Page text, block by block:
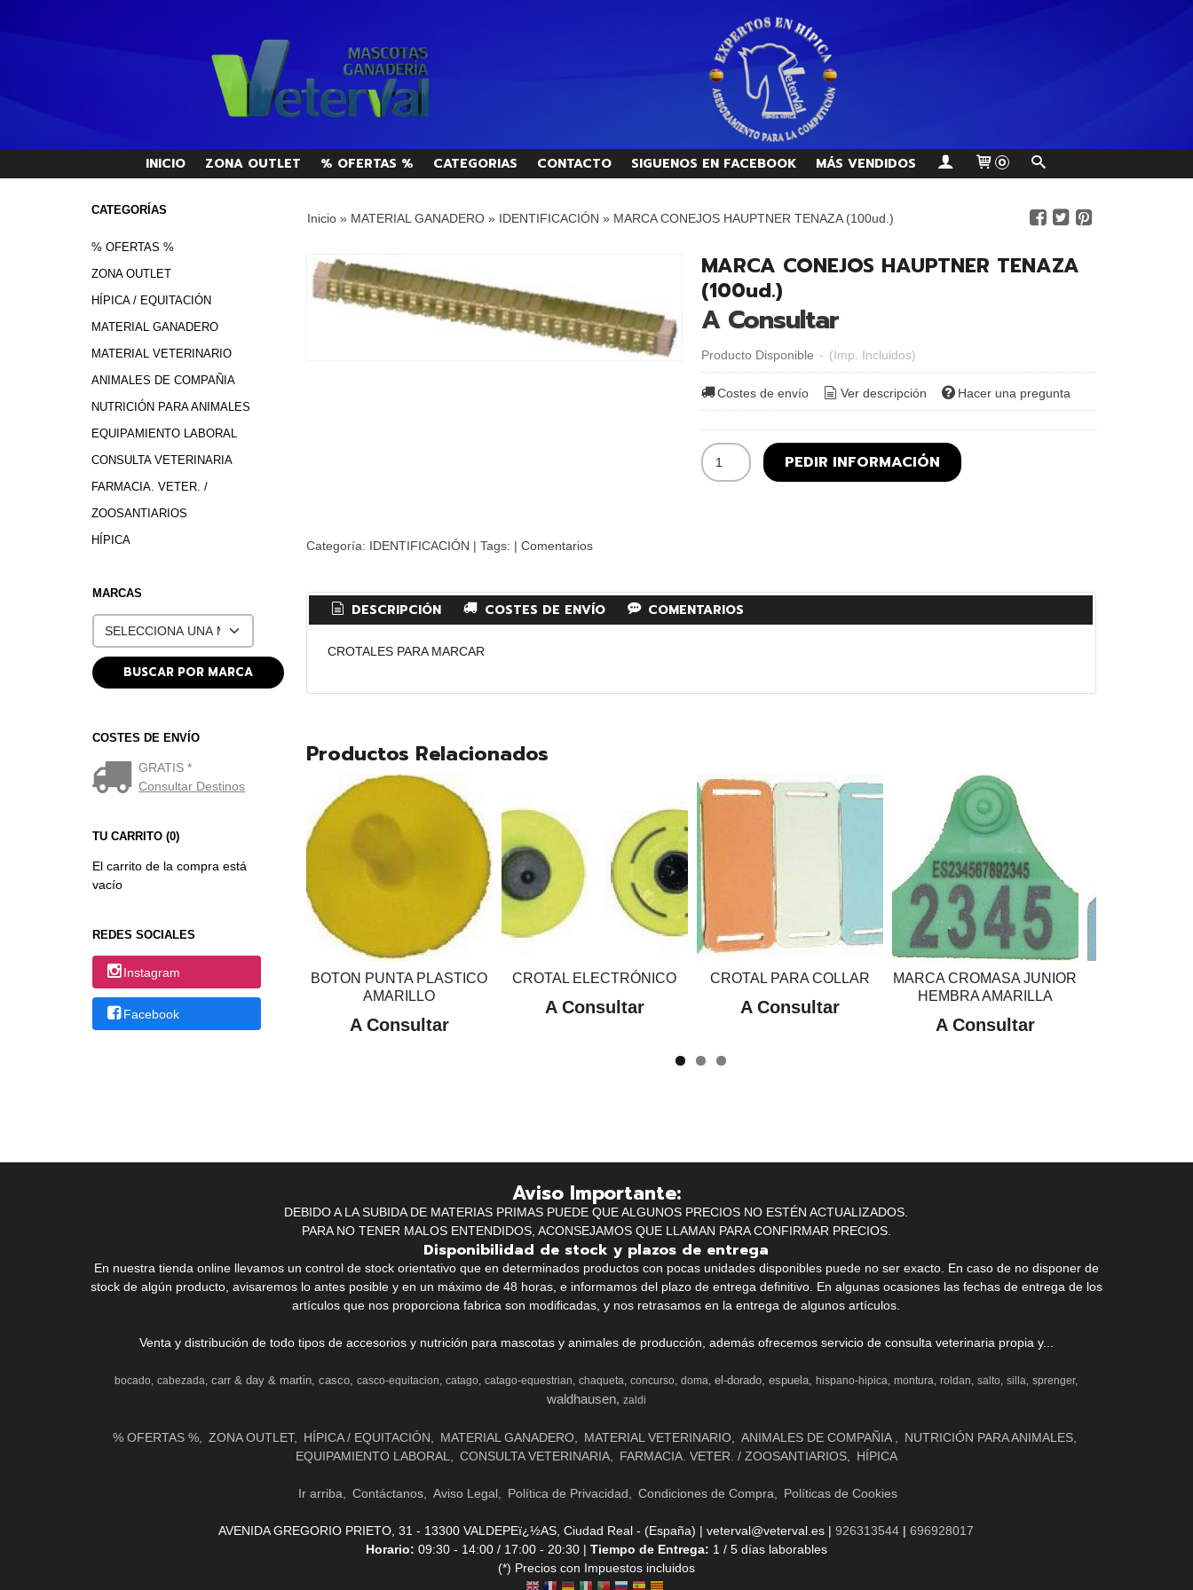
INICIO ZONA OUTLET % OFERTAS % CATEGORIAS CONTACTO SIGUENOS EN FACEBOOK MÁS VENDIDOS 0
CATEGORÍAS
% OFERTAS %
ZONA OUTLET
HÍPICA / EQUITACIÓN
MATERIAL GANADERO
MATERIAL VETERINARIO
ANIMALES DE COMPAÑIA
NUTRICIÓN PARA ANIMALES
EQUIPAMIENTO LABORAL
CONSULTA VETERINARIA
FARMACIA. VETER. /
ZOOSANTIARIOS
HÍPICA
MARCAS
COSTES DE ENVÍO
GRATIS *
Consultar Destinos
TU CARRITO (0)
El carrito de la compra está
vacío
REDES SOCIALES
Instagram
Facebook
Inicio» MATERIAL GANADERO» IDENTIFICACIÓN » MARCA CONEJOS HAUPTNER TENAZA (100ud.)
MARCA CONEJOS HAUPTNER TENAZA
(100ud.)
A Consultar
Producto Disponible - (Imp. Incluidos)
Costes de envío Ver descripción Hacer una pregunta
PEDIR INFORMACIÓN
Categoría: IDENTIFICACIÓN | Tags: | Comentarios
DESCRIPCIÓN COSTES DE ENVÍO COMENTARIOS
CROTALES PARA MARCAR
Productos Relacionados
BOTON PUNTA PLASTICO
AMARILLO
A Consultar
CROTAL ELECTRÓNICO
A Consultar
CROTAL PARA COLLAR
A Consultar
MARCA CROMASA JUNIOR
HEMBRA AMARILLA
A Consultar
Aviso Importante:
DEBIDO A LA SUBIDA DE MATERIAS PRIMAS PUEDE QUE ALGUNOS PRECIOS NO ESTÉN ACTUALIZADOS.
PARA NO TENER MALOS ENTENDIDOS, ACONSEJAMOS QUE LLAMAN PARA CONFIRMAR PRECIOS.
Disponibilidad de stock y plazos de entrega
En nuestra tienda online llevamos un control de stock orientativo que en determinados productos con pocas unidades disponibles puede no ser exacto. En caso de no disponer de
stock de algún producto, avisaremos lo antes posible y en un máximo de 48 horas, e informamos del plazo de entrega definitivo. En algunas ocasiones las fechas de entrega de los
artículos que nos proporciona fabrica son modificadas, y nos retrasamos en la entrega de algunos artículos.
Venta y distribución de todo tipos de accesorios y nutrición para mascotas y animales de producción, además ofrecemos servicio de consulta veterinaria propia y...
bocado cabezada carr & day & martin casco casco-equitacion catago catago-equestrian chaqueta concurso doma el-dorado espuela hispano-hipica montura roldan salto silla sprenger
waldhausen zaldi
% OFERTAS % ZONA OUTLET HÍPICA / EQUITACIÓN MATERIAL GANADERO MATERIAL VETERINARIO ANIMALES DE COMPAÑIA
NUTRICIÓN PARA ANIMALES
EQUIPAMIENTO LABORAL
CONSULTA VETERINARIA FARMACIA. VETER. / ZOOSANTIARIOS HÍPICA
Ir arriba Contáctanos Aviso Legal Política de Privacidad Condiciones de Compra Políticas de Cookies
AVENIDA GREGORIO PRIETO, 31 - 13300 VALDEPEï¿½AS, Ciudad Real - (España) | veterval@veterval.es |926313544 |696928017
Horario: 09:30 - 14:00 / 17:00 - 20:30 | Tiempo de Entrega: 1 / 5 días laborables
(*) Precios con Impuestos incluidos